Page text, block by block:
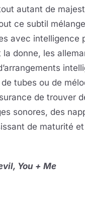
autant de
ce subtil
avec intelligence
donne, les
tubes ou de
de trouver
sonores, des
de maturité
You + Me